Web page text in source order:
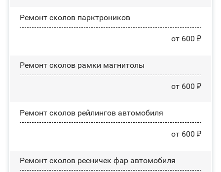
Ремонт сколов парктроников
от 600 ₽
Ремонт сколов рамки магнитолы
от 600 ₽
Ремонт сколов рейлингов автомобиля
от 600 ₽
Ремонт сколов ресничек фар автомобиля